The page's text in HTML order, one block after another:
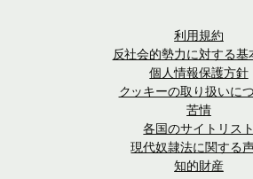
利用規約
反社会的勢力に対する基
個人情報保護方針
クッキーの取り扱いに
苦情
各国のサイトリスト
現代奴隷法に関する
知的財産